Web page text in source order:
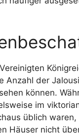
Anzahl der
können.
im
üblich
Häuser nicht